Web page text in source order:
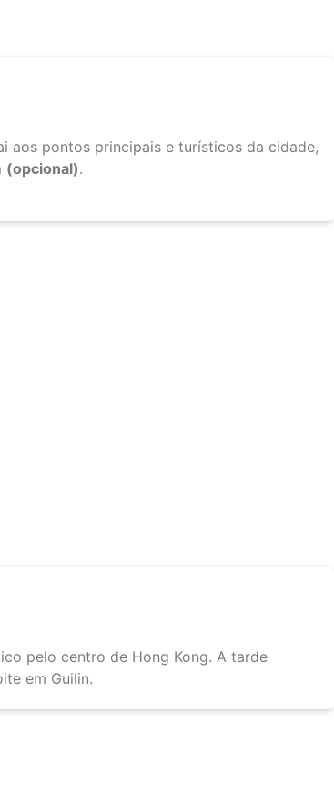
aos pontos principais e turísticos da cidade,
(opcional).
pelo centro de Hong Kong. A tarde
em Guilin.